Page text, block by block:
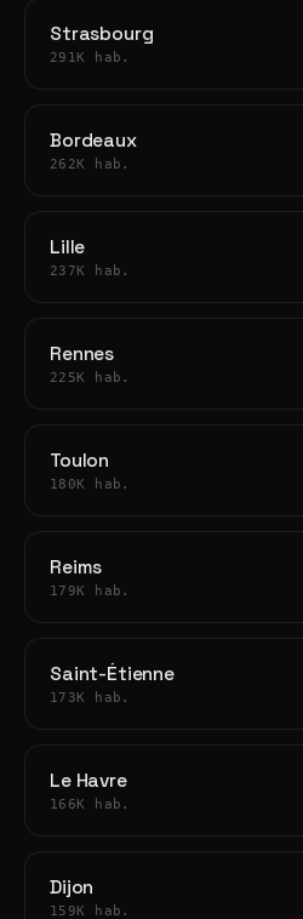
Strasbourg
291K hab.
Bordeaux
262K hab.
Lille
237K hab.
Rennes
225K hab.
Toulon
180K hab.
Reims
179K hab.
Saint-Étienne
173K hab.
Le Havre
166K hab.
Dijon
159K hab.